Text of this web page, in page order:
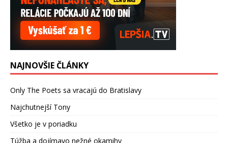
NAJNOVŠIE ČLÁNKY
Only The Poets sa vracajú do Bratislavy
Najchutnejší Tony
Všetko je v poriadku
Túžba a dojímavo nežné okamihy